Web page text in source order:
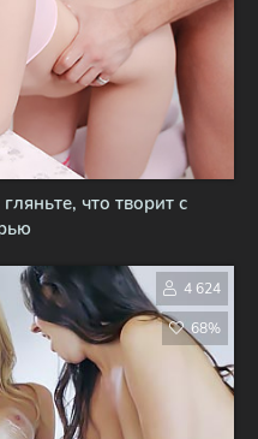
что творит с
4 624
68%